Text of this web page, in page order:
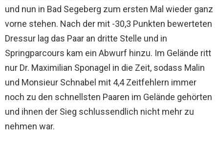
und nun in Bad Segeberg zum ersten Mal wieder ganz
vorne stehen. Nach der mit -30,3 Punkten bewerteten
Dressur lag das Paar an dritte Stelle und in
Springparcours kam ein Abwurf hinzu. Im Gelände ritt
nur Dr. Maximilian Sponagel in die Zeit, sodass Malin
und Monsieur Schnabel mit 4,4 Zeitfehlern immer
noch zu den schnellsten Paaren im Gelände gehörten
und ihnen der Sieg schlussendlich nicht mehr zu
nehmen war.